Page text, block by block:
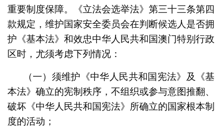
重要制度保障。《立法会选举法》第三十三条第四
款规定，维护国家安全委员会在判断候选人是否拥
护《基本法》和效忠中华人民共和国澳门特别行政
区时，尤须考虑下列情况：
（一）须维护《中华人民共和国宪法》及
《基
本法》 确立的宪制秩序，不组织或参与意图推翻、
破坏《中华人民共和国宪法》所确立的国家根本制
度的活动；